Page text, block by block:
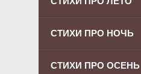
СТИХИ ПРО НОЧЬ
СТИХИ ПРО ОСЕНЬ